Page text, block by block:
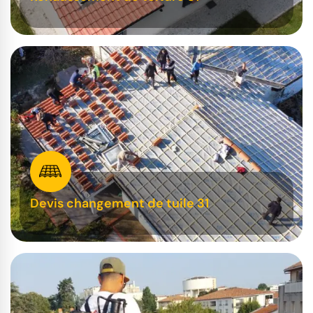
Devis changement de tuile 31